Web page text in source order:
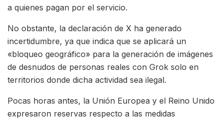
a quienes pagan por el servicio.
No obstante, la declaración de X ha generado
incertidumbre, ya que indica que se aplicará un
«bloqueo geográfico» para la generación de imágenes
de desnudos de personas reales con Grok solo en
territorios donde dicha actividad sea ilegal.
Pocas horas antes, la Unión Europea y el Reino Unido
expresaron reservas respecto a las medidas